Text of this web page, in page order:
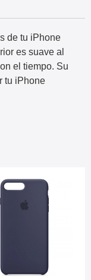
de tu iPhone
es suave al
el tiempo. Su
tu iPhone